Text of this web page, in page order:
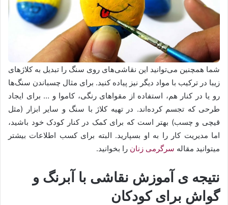
شما همچنین می‌توانید این نقاشی‌های روی سنگ را تبدیل به کلاژهای
زیبا در ترکیب با مواد دیگر نیز پیاده کنید. برای مثال چسباندن سنگ‌ها
رو یا در کنار هم، استفاده از مقواهای رنگی، کاموا و … برای ایجاد
طرحی که تجسم کرده‌اند. در تهیه کلاژ با سنگ و سایر ابزار (مثل
قیچی و چسب) بهتر است که برای کمک در کنار کودک خود باشید،
اما مدیریت کار را به او بسپارید. البته برای کسب اطلاعات بیشتر
میتوانید مقاله سرگرمی زنان را بخوانید.
نتیجه ی آموزش نقاشی با آبرنگ و
گواش برای کودکان